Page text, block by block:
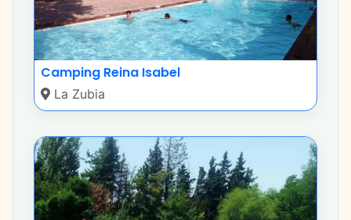
Camping Reina Isabel
La Zubia